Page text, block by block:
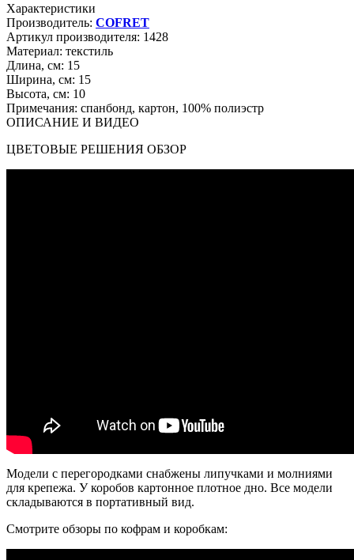
Характеристики
Производитель: COFRET
Артикул производителя: 1428
Материал: текстиль
Длина, см: 15
Ширина, см: 15
Высота, см: 10
Примечания: спанбонд, картон, 100% полиэстр
ОПИСАНИЕ И ВИДЕО
ЦВЕТОВЫЕ РЕШЕНИЯ ОБЗОР
Модели с перегородками снабжены липучками и молниями
для крепежа. У коробов картонное плотное дно. Все модели
складываются в портативный вид.
Смотрите обзоры по кофрам и коробкам: